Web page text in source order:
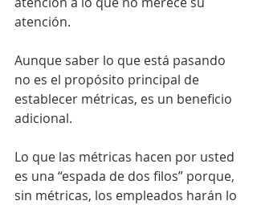
atención.
Aunque saber lo que está pasando
no es el propósito principal de
establecer métricas, es un beneficio
adicional.
Lo que las métricas hacen por usted
es una “espada de dos filos” porque,
sin métricas, los empleados harán lo